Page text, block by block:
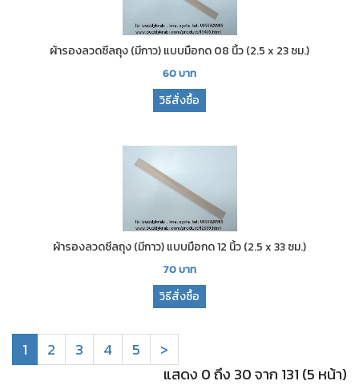
ผ้ารองลวดซีลถุง (มีกาว) แบบมือกด 08 นิ้ว (2.5 x 23 ซม.)
60บาท
วิธีสั่งซื้อ
ผ้ารองลวดซีลถุง (มีกาว) แบบมือกด 12 นิ้ว (2.5 x 33 ซม.)
70บาท
วิธีสั่งซื้อ
1 2 3 4 5
>
แสดง 0 ถึง 30 จาก 131 (5 หน้า)